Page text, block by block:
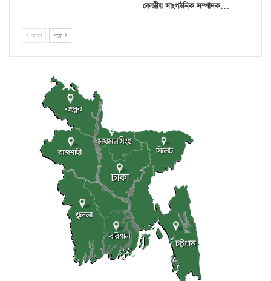
কেন্দ্রীয় সাংগঠনিক সম্পাদক…
আগে পরে